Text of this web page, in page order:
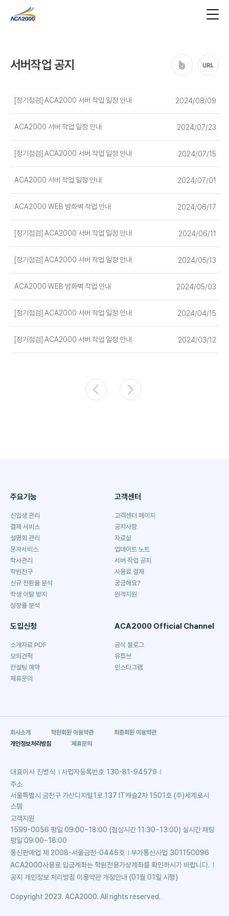
서버작업 공지
[정기점검] ACA2000 서버 작업 일정 안내 2024/08/09
ACA2000 서버 작업 일정 안내 2024/07/23
[정기점검] ACA2000 서버 작업 일정 안내 2024/07/15
ACA2000 서버 작업 일정 안내 2024/07/01
ACA2000 WEB 방화벽 작업 안내 2024/06/17
[정기점검] ACA2000 서버 작업 일정 안내 2024/06/11
[정기점검] ACA2000 서버 작업 일정 안내 2024/05/13
ACA2000 WEB 방화벽 작업 안내 2024/05/03
[정기점검] ACA2000 서버 작업 일정 안내 2024/04/15
[정기점검] ACA2000 서버 작업 일정 안내 2024/03/12
주요기능
신입생 관리
결제 서비스
설명회 관리
문자서비스
학사관리
학원친구
신규 전환율 분석
학생 이탈 방지
성장률 분석
고객센터
고객센터 페이지
공지사항
자료실
업데이트 노트
서버 작업 공지
사용료 결제
궁금해요?
원격지원
도입신청
소개자료 PDF
모의견적
컨설팅 예약
제휴문의
ACA2000 Official Channel
공식 블로그
유튜브
인스타그램
회사소개 학원회원 이용약관
최종회원 이용약관
개인정보처리방침
제휴문의
대표이사 진병식 사업자등록번호 130-81-94579
주소
서울특별시 금천구 가산디지털1로 137 IT캐슬2차 1501호 (주)세계로시
스템
고객지원
1599-0056 평일 09:00~18:00 (점심시간 11:30~13:00) 실시간 채팅
평일 09:00~18:00
통신판매업 제 2008-서울금천-0446호 부가통신사업 301150096
ACA2000사용료 입금계좌는 학원전용가상계좌를 확인하시기 바랍니다.
공지 개인정보 처리방침 이용약관 개정안내 (01월 01일 시행)
Copyright 2023. ACA2000. All rights reserved.